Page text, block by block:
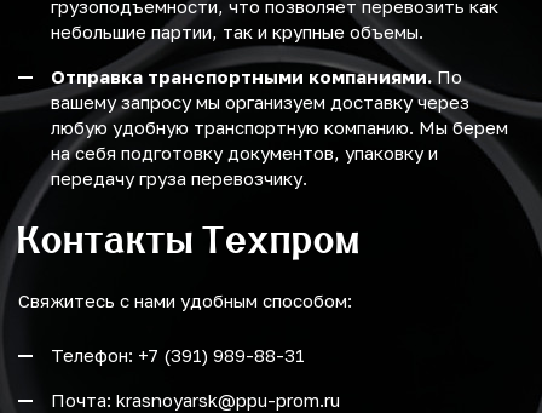
грузоподъемности, что позволяет перевозить как
небольшие партии, так и крупные объемы.
Отправка транспортными компаниями. По
вашему запросу мы организуем доставку через
любую удобную транспортную компанию. Мы берем
на себя подготовку документов, упаковку и
передачу груза перевозчику.
Контакты Техпром
Свяжитесь с нами удобным способом:
Телефон: +7 (391) 989-88-31
Почта: krasnoyarsk@ppu-prom.ru